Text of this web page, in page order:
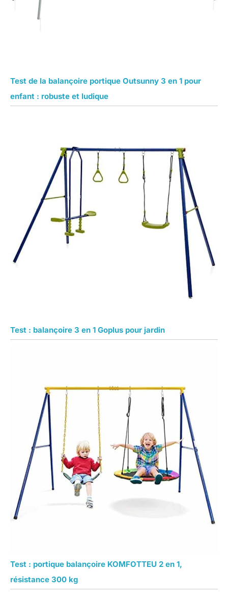
Test de la balançoire portique Outsunny 3 en 1 pour
enfant : robuste et ludique
Test : balançoire 3 en 1 Goplus pour jardin
Test : portique balançoire KOMFOTTEU 2 en 1,
résistance 300 kg